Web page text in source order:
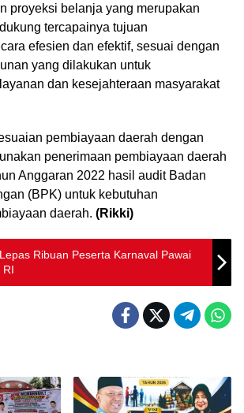
proyeksi belanja yang merupakan
tercapainya tujuan
efesien dan efektif, sesuai dengan
yang dilakukan untuk
dan kesejahteraan masyarakat
pembiayaan daerah dengan
penerimaan pembiayaan daerah
Anggaran 2022 hasil audit Badan
(BPK) untuk kebutuhan
daerah. (Rikki)
Ribuan Peserta Karnaval Pawai
RI